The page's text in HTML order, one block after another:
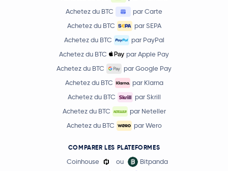
Achetez du BTC
par Carte
Achetez du BTC
par SEPA
Achetez du BTC
par PayPal
Achetez du BTC
par Apple Pay
Achetez du BTC
par Google Pay
Achetez du BTC
par Klarna
Achetez du BTC
par Skrill
Achetez du BTC
par Neteller
Achetez du BTC
par Wero
COMPARER LES PLATEFORMES
Coinhouse ou
Bitpanda